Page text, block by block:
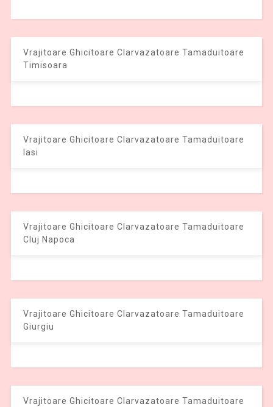
Vrajitoare Ghicitoare Clarvazatoare Tamaduitoare
Timisoara
Vrajitoare Ghicitoare Clarvazatoare Tamaduitoare
Iasi
Vrajitoare Ghicitoare Clarvazatoare Tamaduitoare
Cluj Napoca
Vrajitoare Ghicitoare Clarvazatoare Tamaduitoare
Giurgiu
Vrajitoare Ghicitoare Clarvazatoare Tamaduitoare